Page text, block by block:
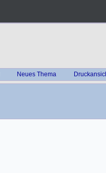
Neues Thema